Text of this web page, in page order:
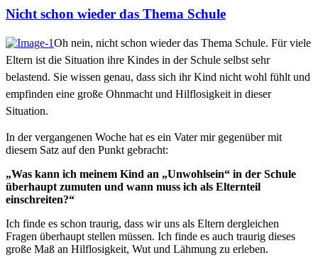
Nicht schon wieder das Thema Schule
Oh nein, nicht schon wieder das Thema Schule. Für viele
Eltern ist die Situation ihre Kindes in der Schule selbst sehr
belastend. Sie wissen genau, dass sich ihr Kind nicht wohl fühlt und
empfinden eine große Ohnmacht und Hilflosigkeit in dieser
Situation.
In der vergangenen Woche hat es ein Vater mir gegenüber mit
diesem Satz auf den Punkt gebracht:
„Was kann ich meinem Kind an „Unwohlsein“ in der Schule
überhaupt zumuten und wann muss ich als Elternteil
einschreiten?“
Ich finde es schon traurig, dass wir uns als Eltern dergleichen
Fragen überhaupt stellen müssen. Ich finde es auch traurig dieses
große Maß an Hilflosigkeit, Wut und Lähmung zu erleben.